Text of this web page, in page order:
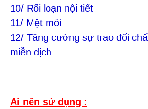
10/ Rối loạn nội tiết
11/ Mệt mỏi
12/ Tăng cường sự trao đổi
miễn dịch.
Ai nên sử dụng :